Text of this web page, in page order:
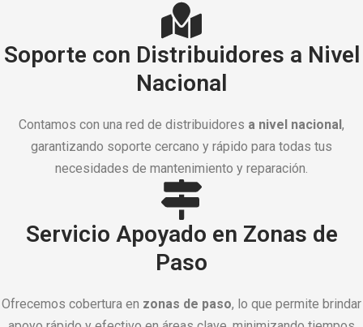
Soporte con Distribuidores a Nivel
Nacional
Contamos con una red de distribuidores a nivel nacional,
garantizando soporte cercano y rápido para todas tus
necesidades de mantenimiento y reparación.
Servicio Apoyado en Zonas de
Paso
Ofrecemos cobertura en zonas de paso, lo que permite brindar